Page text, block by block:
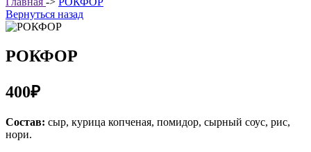
Вернуться назад
РОКФОР
400₽
Состав: сыр, курица копченая, помидор, сырный соус, рис,
нори.